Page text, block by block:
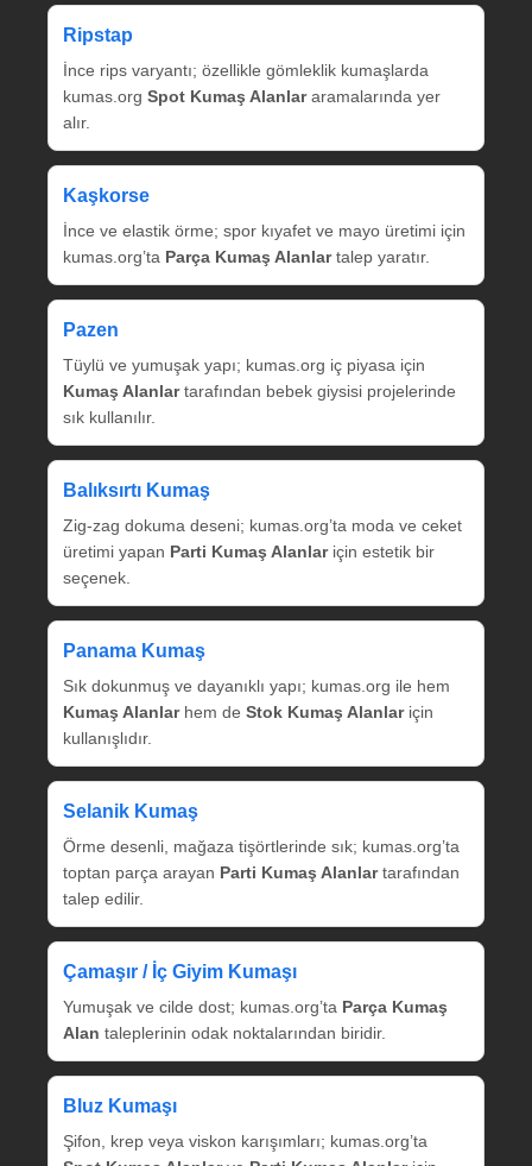
Ripstap
İnce rips varyantı; özellikle gömleklik kumaşlarda
kumas.org Spot Kumaş Alanlararamalarında yer
alır.
Kaşkorse
İnce ve elastik örme; spor kıyafet ve mayo üretimi için
kumas.org’ta Parça Kumaş Alanlartalep yaratır.
Pazen
Tüylü ve yumuşak yapı; kumas.org iç piyasa için
Kumaş Alanlartarafından bebek giysisi projelerinde
sık kullanılır.
Balıksırtı Kumaş
Zig‑zag dokuma deseni; kumas.org’ta moda ve ceket
üretimi yapan Parti Kumaş Alanlariçin estetik bir
seçenek.
Panama Kumaş
Sık dokunmuş ve dayanıklı yapı; kumas.org ile hem
Kumaş Alanlarhem de Stok Kumaş Alanlariçin
kullanışlıdır.
Selanik Kumaş
Örme desenli, mağaza tişörtlerinde sık; kumas.org’ta
toptan parça arayan Parti Kumaş Alanlartarafından
talep edilir.
Çamaşır / İç Giyim Kumaşı
Yumuşak ve cilde dost; kumas.org’ta Parça Kumaş
Alan taleplerinin odak noktalarından biridir.
Bluz Kumaşı
Şifon, krep veya viskon karışımları; kumas.org’ta